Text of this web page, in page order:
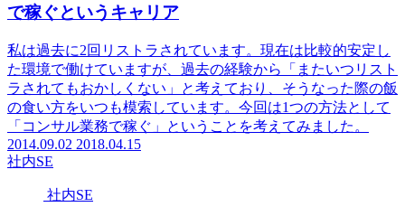
で稼ぐというキャリア
私は過去に2回リストラされています。現在は比較的安定し
た環境で働けていますが、過去の経験から「またいつリスト
ラされてもおかしくない」と考えており、そうなった際の飯
の食い方をいつも模索しています。今回は1つの方法として
「コンサル業務で稼ぐ」ということを考えてみました。
2014.09.02 2018.04.15
社内SE
社内SE